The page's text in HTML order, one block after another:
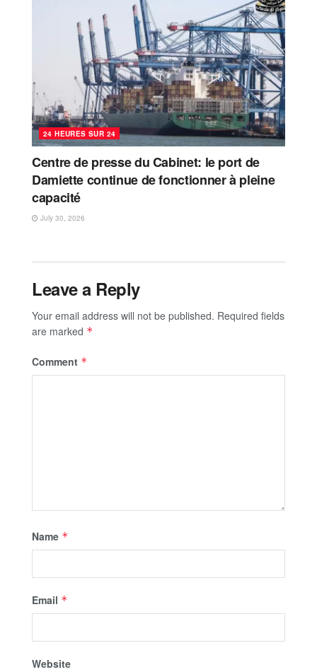
24 HEURES SUR 24
Centre de presse du Cabinet: le port de
Damiette continue de fonctionner à pleine
capacité
July 30, 2026
Leave a Reply
Your email address will not be published. Required fields
are marked *
Comment *
Name *
Email *
Website